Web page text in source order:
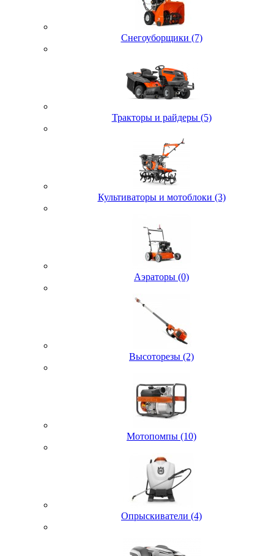
Снегоуборщики (7)
Тракторы и райдеры (5)
Культиваторы и мотоблоки (3)
Аэраторы (0)
Высоторезы (2)
Мотопомпы (10)
Опрыскиватели (4)